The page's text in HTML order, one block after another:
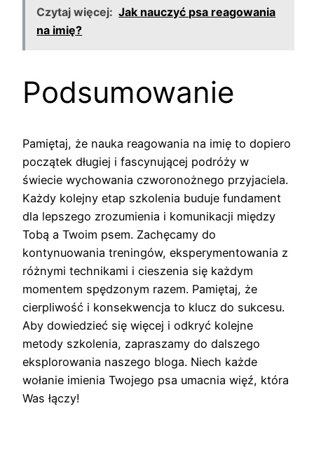
Czytaj więcej: Jak nauczyć psa reagowania
na imię?
Podsumowanie
Pamiętaj, że nauka reagowania na imię to dopiero
początek długiej i fascynującej podróży w
świecie wychowania czworonożnego przyjaciela.
Każdy kolejny etap szkolenia buduje fundament
dla lepszego zrozumienia i komunikacji między
Tobą a Twoim psem. Zachęcamy do
kontynuowania treningów, eksperymentowania z
różnymi technikami i cieszenia się każdym
momentem spędzonym razem. Pamiętaj, że
cierpliwość i konsekwencja to klucz do sukcesu.
Aby dowiedzieć się więcej i odkryć kolejne
metody szkolenia, zapraszamy do dalszego
eksplorowania naszego bloga. Niech każde
wołanie imienia Twojego psa umacnia więź, która
Was łączy!